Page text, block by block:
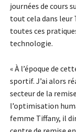
journées de cours
tout cela dans leur
toutes ces
technologie.
« À l’époque de
sportif. J’ai alors
secteur de la
l’optimisation
femme Tiffany, il